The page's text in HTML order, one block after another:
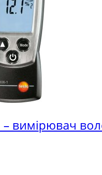
вимірювач